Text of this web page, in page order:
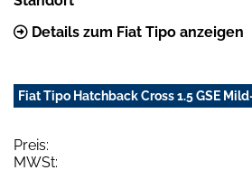
Details zum Fiat Tipo anzeigen
Fiat Tipo Hatchback Cross 1.5 GSE
Preis:
MWSt: